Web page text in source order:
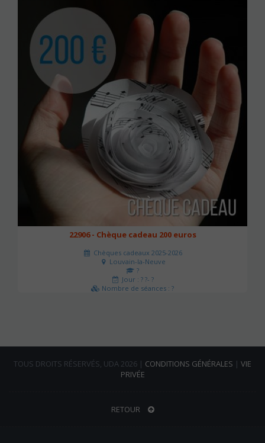
22906 - Chèque cadeau 200 euros
Chèques cadeaux 2025-2026
Louvain-la-Neuve
?
Jour : ? ?- ?
Nombre de séances : ?
TOUS DROITS RÉSERVÉS, UDA 2026 | CONDITIONS GÉNÉRALES | VIE
PRIVÉE
RETOUR